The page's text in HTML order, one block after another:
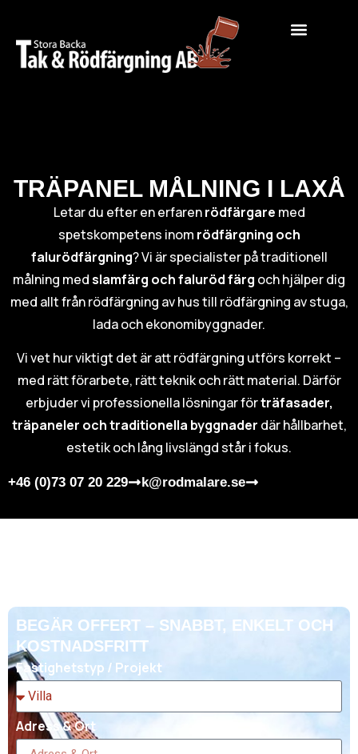
TRÄPANEL MÅLNING I LAXÅ
Letar du efter en erfarenrödfärgare med
spetskompetens inom rödfärgning och
falurödfärgning? Vi är specialister på traditionell
målning medslamfärg och faluröd färg och hjälper dig
med allt från rödfärgning av hus till rödfärgning av stuga,
lada och ekonomibyggnader.
Vi vet hur viktigt det är att rödfärgning utförs korrekt –
med rätt förarbete, rätt teknik och rätt material. Därför
erbjuder vi professionella lösningar förträfasader,
träpaneler och traditionella byggnader där hållbarhet,
estetik och lång livslängd står i fokus.
+46 (0)73 07 20 229 k@rodmalare.se
BEGÄR OFFERT – SNABBT, ENKELT OCH
KOSTNADSFRITT
Fastighetstyp / Projekt
Adress & Ort